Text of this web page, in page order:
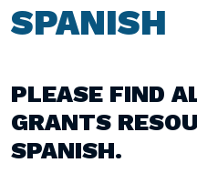
SPANISH
PLEASE FIND
GRANTS
SPANISH.